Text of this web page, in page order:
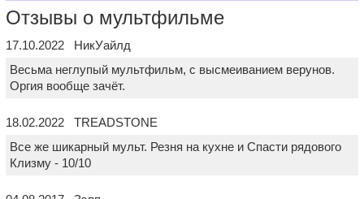
Отзывы о мультфильме
17.10.2022 НикУайлд
Весьма неглупый мультфильм, с высмеиванием верунов.
Оргия вообще зачёт.
18.02.2022 TREADSTONE
Все же шикарный мульт. Резня на кухне и Спасти рядового
Клизму - 10/10